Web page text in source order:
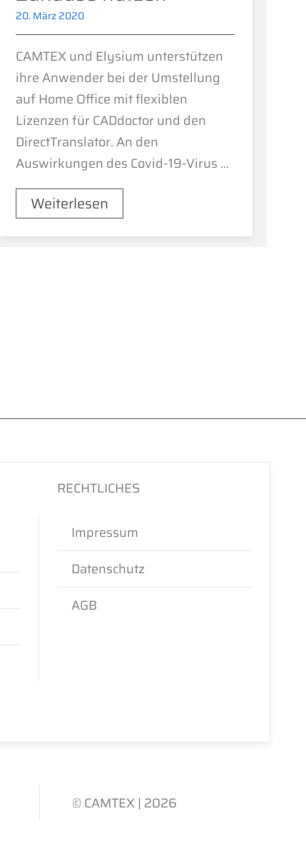
20. März 2020
CAMTEX und Elysium unterstützen
ihre Anwender bei der Umstellung
auf Home Office mit flexiblen
Lizenzen für CADdoctor und den
DirectTranslator. An den
Auswirkungen des Covid-19-Virus ...
Weiterlesen
RECHTLICHES
Impressum
Datenschutz
AGB
© CAMTEX | 2026